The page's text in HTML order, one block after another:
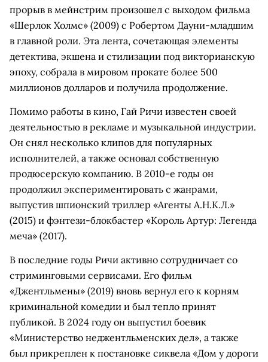
прорыв в мейнстрим произошел с выходом фильма
«Шерлок Холмс» (2009) с Робертом Дауни-младшим
в главной роли. Эта лента, сочетающая элементы
детектива, экшена и стилизации под викторианскую
эпоху, собрала в мировом прокате более 500
миллионов долларов и получила продолжение.
Помимо работы в кино, Гай Ричи известен своей
деятельностью в рекламе и музыкальной индустрии.
Он снял несколько клипов для популярных
исполнителей, а также основал собственную
продюсерскую компанию. В 2010-е годы он
продолжил экспериментировать с жанрами,
выпустив шпионский триллер «Агенты А.Н.К.Л.»
(2015) и фэнтези-блокбастер «Король Артур: Легенда
меча» (2017).
В последние годы Ричи активно сотрудничает со
стриминговыми сервисами. Его фильм
«Джентльмены» (2019) вновь вернул его к корням
криминальной комедии и был тепло принят
публикой. В 2024 году он выпустил боевик
«Министерство неджентльменских дел», а также
был прикреплен к постановке сиквела «Дом у дороги